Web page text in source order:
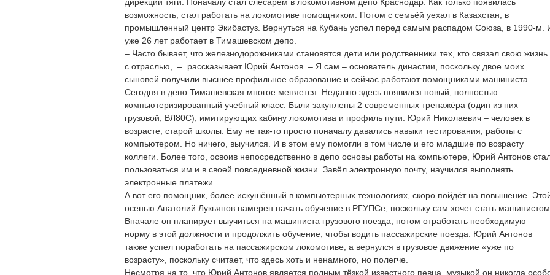
возможность, стал работать на локомотиве помощником. Потом с семьёй уехал в Казахстан, в
промышленный центр Экибастуз. Вернуться на Кубань успел перед самым распадом Союза, в 1990-м.
уже 26 лет работает в Тимашевском депо.
– Часто бывает, что железнодорожниками становятся дети или родственники тех, кто связал свою жизнь
с отраслью, – рассказывает Юрий Антонов. – Я сам – основатель династии, поскольку двое моих
сыновей получили высшее профильное образование и сейчас работают помощниками машиниста.
Сегодня в депо Тимашевская многое меняется. Недавно здесь появился новый, полностью
компьютеризированный учебный класс. Были закуплены 2 современных тренажёра (один из них –
грузовой, ВЛ80С), имитирующих кабину локомотива и профиль пути. Юрий Николаевич – человек в
возрасте, старой школы. Ему не так-то просто поначалу давались навыки тестирования, работы с
компьютером. Но ничего, выучился. И в этом ему помогли в том числе и его младшие по возрасту
коллеги. Более того, освоив непосредственно в депо основы работы на компьютере, Юрий Антонов
пользоваться им и в своей повседневной жизни. Завёл электронную почту, научился выполнять
электронные платежи.
А вот его помощник, более искушённый в компьютерных технологиях, скоро пойдёт на повышение.
осенью Анатолий Лукьянов намерен начать обучение в РГУПСе, поскольку сам хочет стать машинистом.
Вначале он планирует выучиться на машиниста грузового поезда, потом отработать необходимую
норму в этой должности и продолжить обучение, чтобы водить пассажирские поезда. Юрий Антонов
также успел поработать на пассажирском локомотиве, а вернулся в грузовое движение «уже по
возрасту», поскольку считает, что здесь хоть и ненамного, но полегче.
Несмотря на то, что Юрий Антонов является полным тёзкой известного певца, музыкой он никогда